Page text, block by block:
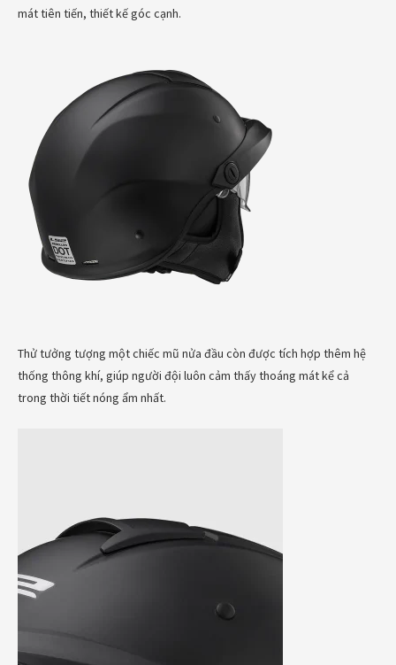
mát tiên tiến, thiết kế góc cạnh.
Thử tưởng tượng một chiếc mũ nửa đầu còn được tích hợp thêm hệ
thống thông khí, giúp người đội luôn cảm thấy thoáng mát kể cả
trong thời tiết nóng ẩm nhất.